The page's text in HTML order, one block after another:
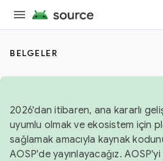
BELGELER
2026'dan itibaren, ana kararlı
uyumlu olmak ve ekosistem için
sağlamak amacıyla kaynak
AOSP'de yayınlayacağız.